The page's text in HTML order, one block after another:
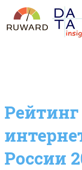
России